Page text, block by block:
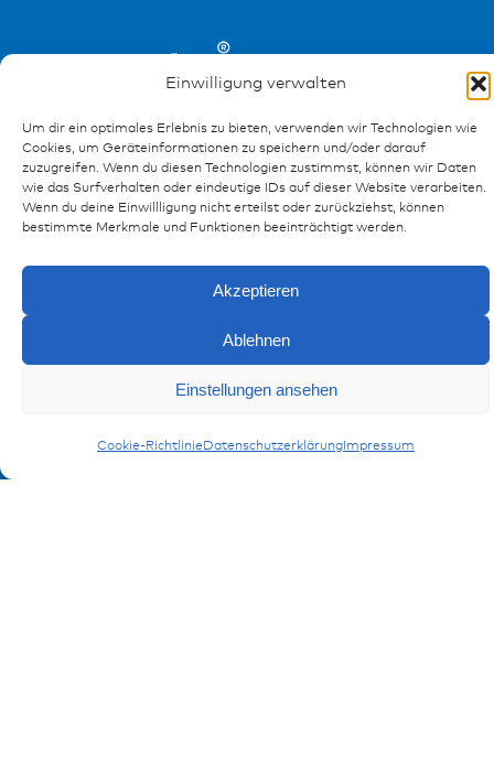
Einwilligung verwalten
Um dir ein optimales Erlebnis zu bieten, verwenden wir Technologien wie
Cookies, um Geräteinformationen zu speichern und/oder darauf
zuzugreifen. Wenn du diesen Technologien zustimmst, können wir Daten
wie das Surfverhalten oder eindeutige IDs auf dieser Website verarbeiten.
Wenn du deine Einwillligung nicht erteilst oder zurückziehst, können
bestimmte Merkmale und Funktionen beeinträchtigt werden.
Akzeptieren
Ablehnen
Einstellungen ansehen
Cookie-Richtlinie Datenschutzerklärung Impressum
Referenzen
Impressum